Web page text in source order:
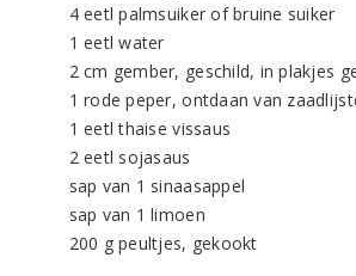
4 eetl palmsuiker of bruine suiker
1 eetl water
2 cm gember, geschild, in plakjes
1 rode peper, ontdaan van
1 eetl thaise vissaus
2 eetl sojasaus
sap van 1 sinaasappel
sap van 1 limoen
200 g peultjes, gekookt